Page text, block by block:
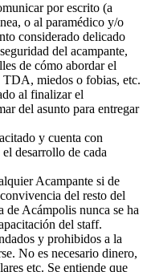
por escrito (a
o al paramédico y/o
considerado delicado
del acampante,
de cómo abordar el
miedos o fobias, etc.
al finalizar el
del asunto para entregar
y cuenta con
desarrollo de cada
Acampante si de
del resto del
de Acámpolis nunca se ha
del staff.
y prohibidos a la
No es necesario dinero,
etc. Se entiende que